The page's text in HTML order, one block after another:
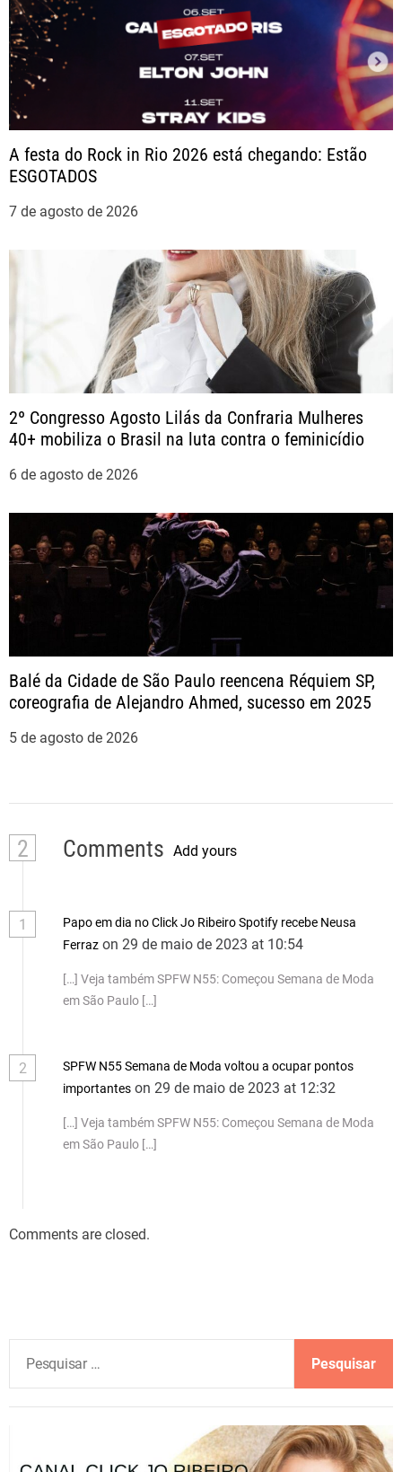
a
ç
ã
o
d
e
P
t
A festa do Rock in Rio 2026 está chegando: Estão
ESGOTADOS
7 de agosto de 2026
2º Congresso Agosto Lilás da Confraria Mulheres
40+ mobiliza o Brasil na luta contra o feminicídio
6 de agosto de 2026
Balé da Cidade de São Paulo reencena Réquiem SP,
coreografia de Alejandro Ahmed, sucesso em 2025
5 de agosto de 2026
2 Comments Add yours
1
Papo em dia no Click Jo Ribeiro Spotify recebe Neusa
Ferraz on 29 de maio de 2023 at 10:54
[…] Veja também SPFW N55: Começou Semana de Moda
em São Paulo […]
2
SPFW N55 Semana de Moda voltou a ocupar pontos
importantes on 29 de maio de 2023 at 12:32
[…] Veja também SPFW N55: Começou Semana de Moda
em São Paulo […]
Comments are closed.